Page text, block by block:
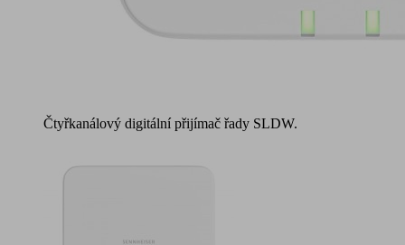
Čtyřkanálový digitální přijímač řady SLDW.